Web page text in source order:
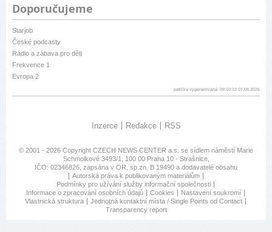
Doporučujeme
Starjob
České podcasty
Rádio a zábava pro děti
Frekvence 1
Evropa 2
patička vygenerovaná: 09:10:13 07.08.2026
Inzerce Redakce RSS
© 2001 - 2026 Copyright CZECH NEWS CENTER a.s. se sídlem náměstí Marie
Schmolkové 3493/1, 100 00 Praha 10 - Strašnice,
IČO: 02346826, zapsána v OR, sp.zn. B 19490 a dodavatelé obsahu
Autorská práva k publikovaným materiálům
Podmínky pro užívání služby informační společnosti
Informace o zpracování osobních údajů
Cookies
Nastavení soukromí
Vlastnická struktura
Jednotná kontaktní místa / Single Points od Contact
Transparency report